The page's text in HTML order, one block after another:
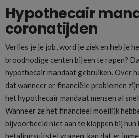
Hypothecair
coronatijden
Verlies je je job, word je ziek en heb je
broodnodige centen bijeen te rapen?
hypothecair mandaat gebruiken. Over
dat wanneer er financiële problemen
het hypothecair mandaat mensen al
Wanneer ze het financieel moeilijk
bijvoorbeeld niet aan te kloppen bij hun
betalingsuitstel vragen, kan dat er